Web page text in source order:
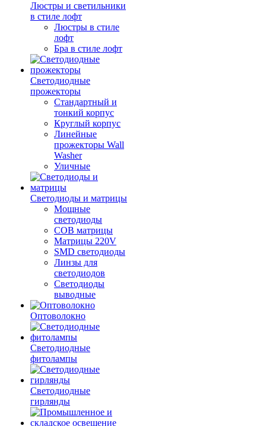
Люстры и светильники
в стиле лофт
Люстры в стиле
лофт
Бра в стиле лофт
Светодиодные
прожекторы
Стандартный и
тонкий корпус
Круглый корпус
Линейные
прожекторы Wall
Washer
Уличные
Светодиоды и матрицы
Мощные
светодиоды
COB матрицы
Матрицы 220V
SMD светодиоды
Линзы для
светодиодов
Светодиоды
выводные
Оптоволокно
Светодиодные
фитолампы
Светодиодные
гирлянды